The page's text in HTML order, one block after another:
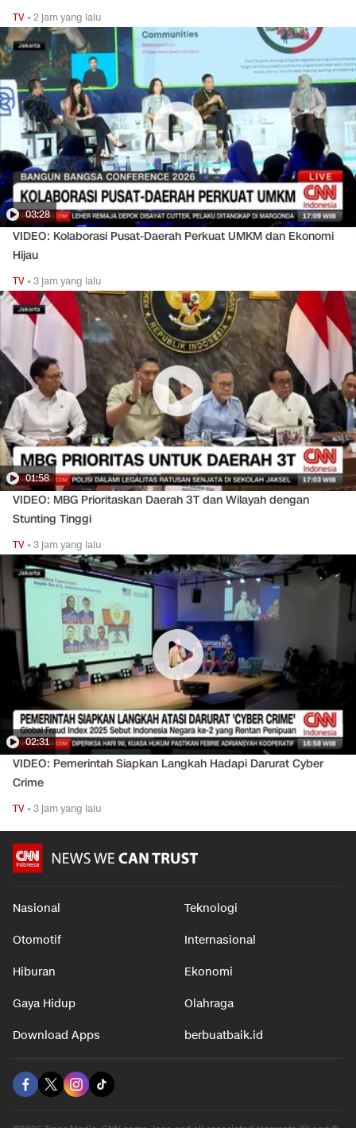
TV •2 jam yang lalu
03:28
VIDEO: Kolaborasi Pusat-Daerah Perkuat UMKM dan Ekonomi
Hijau
TV •3 jam yang lalu
01:58
VIDEO: MBG Prioritaskan Daerah 3T dan Wilayah dengan
Stunting Tinggi
TV •3 jam yang lalu
02:31
VIDEO: Pemerintah Siapkan Langkah Hadapi Darurat Cyber
Crime
TV •3 jam yang lalu
Nasional Teknologi
Otomotif Internasional
Hiburan Ekonomi
Gaya Hidup Olahraga
Download Apps berbuatbaik.id